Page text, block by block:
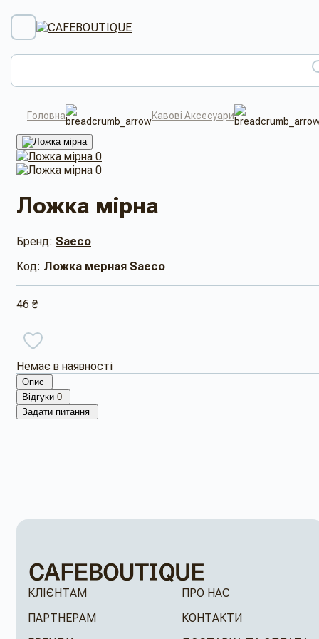
Головна Кавові Аксесуари
Ложка мірна
Бренд: Saeco
Код: Ложка мерная Saeco
46 ₴
Немає в наявності
Опис
Відгуки 0
Задати питання
КЛІЄНТАМ
ПАРТНЕРАМ
ПРО НАС
КОНТАКТИ